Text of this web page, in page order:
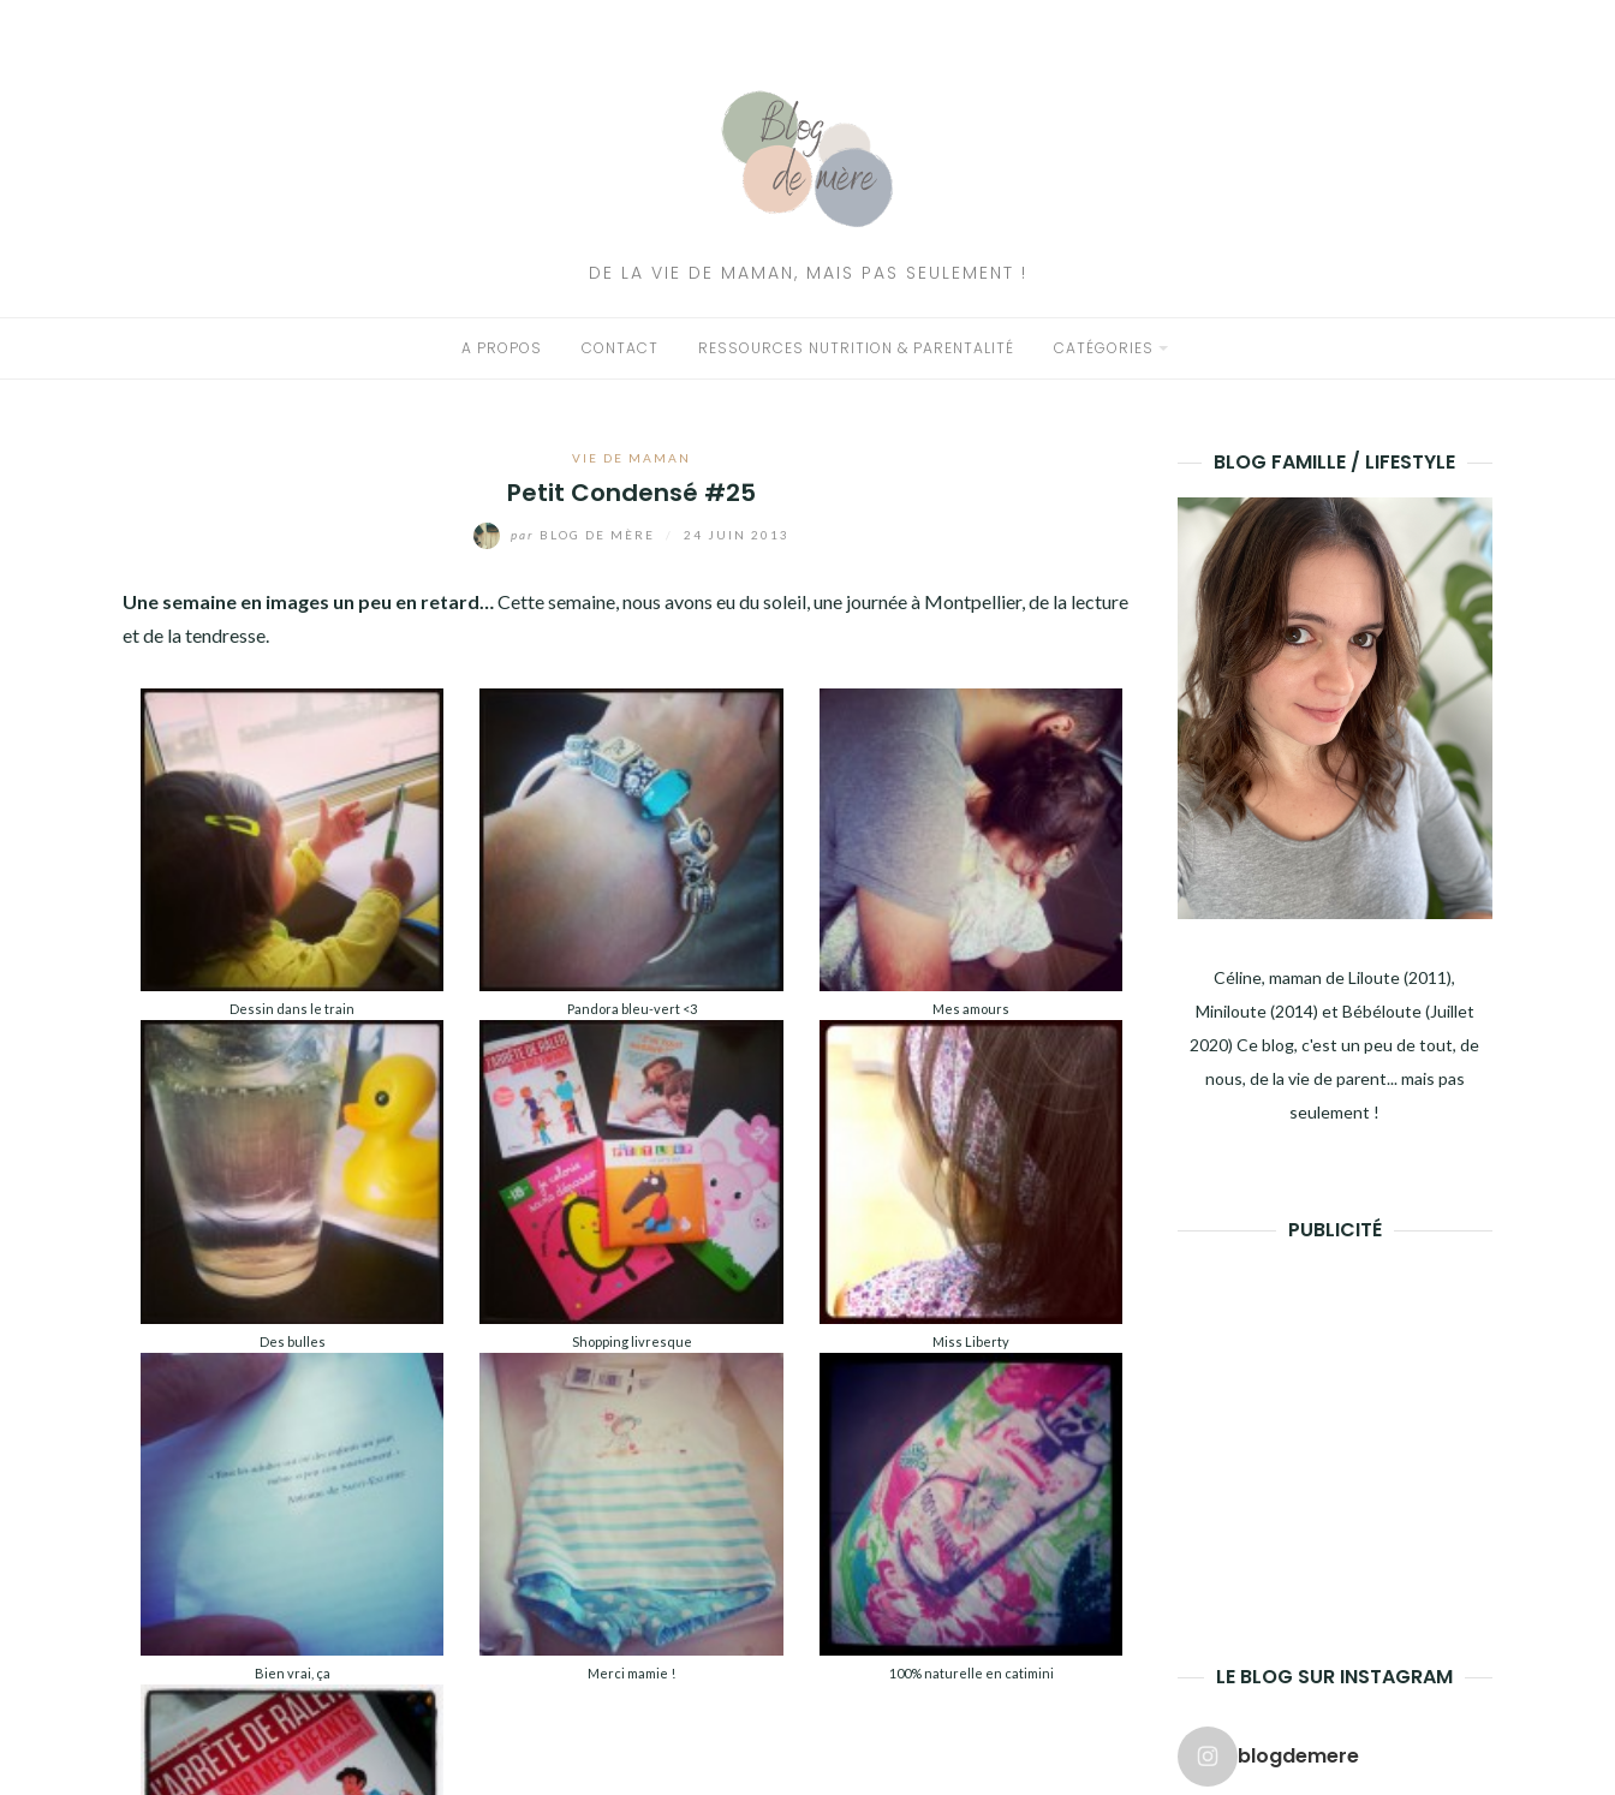
DE LA VIE DE MAMAN, MAIS PAS SEULEMENT !
A PROPOS CONTACT RESSOURCES NUTRITION & PARENTALITÉ CATÉGORIES
VIE DE MAMAN
Petit Condensé #25
par BLOG DE MÈRE 24 JUIN 2013
Une semaine en images un peu en retard…Cette semaine, nous avons eu du soleil, une journée à Montpellier, de la lecture
et de la tendresse.
Dessin dans le train Pandora bleu-vert <3 Mes amours
Des bulles Shopping livresque Miss Liberty
Bien vrai, ça Merci mamie ! 100% naturelle en catimini
BLOG FAMILLE / LIFESTYLE
Céline, maman de Liloute (2011),
Miniloute (2014) et Bébéloute (Juillet
2020) Ce blog, c'est un peu de tout, de
nous, de la vie de parent... mais pas
seulement !
PUBLICITÉ
LE BLOG SUR INSTAGRAM
blogdemere